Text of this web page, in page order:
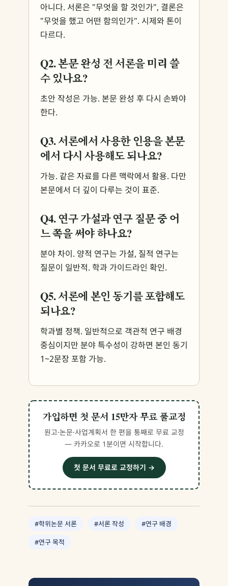
아니다. 서론은 "무엇을 할 것인가", 결론은
"무엇을 했고 어떤 함의인가". 시제와 톤이
다르다.
Q2. 본문 완성 전 서론을 미리 쓸
수 있나요?
초안 작성은 가능. 본문 완성 후 다시 손봐야
한다.
Q3. 서론에서 사용한 인용을 본문
에서 다시 사용해도 되나요?
가능. 같은 자료를 다른 맥락에서 활용. 다만
본문에서 더 깊이 다루는 것이 표준.
Q4. 연구 가설과 연구 질문 중 어
느 쪽을 써야 하나요?
분야 차이. 양적 연구는 가설, 질적 연구는
질문이 일반적. 학과 가이드라인 확인.
Q5. 서론에 본인 동기를 포함해도
되나요?
학과별 정책. 일반적으로 객관적 연구 배경
중심이지만 분야 특수성이 강하면 본인 동기
1~2문장 포함 가능.
가입하면 첫 문서 15만자 무료 풀교정
원고·논문·사업계획서 한 편을 통째로 무료 교정
— 카카오로 1분이면 시작합니다.
첫 문서 무료로 교정하기 →
#학위논문 서론 #서론 작성
#연구 배경
#연구 목적